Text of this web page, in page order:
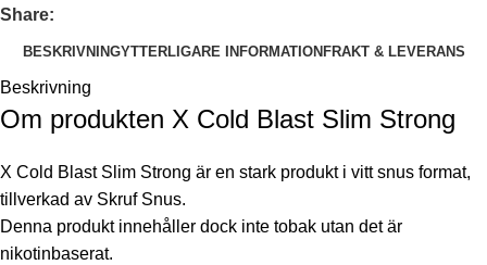
Share:
BESKRIVNINGYTTERLIGARE INFORMATION FRAKT & LEVERANS
Beskrivning
Om produkten X Cold Blast Slim Strong
X Cold Blast Slim Strong är en stark produkt i vitt snus format,
tillverkad av Skruf Snus.
Denna produkt innehåller dock inte tobak utan det är
nikotinbaserat.